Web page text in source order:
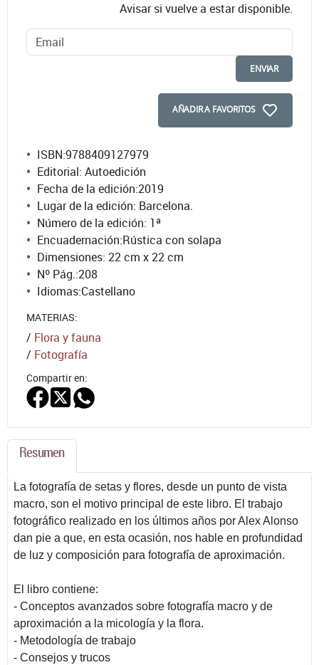
Avisar si vuelve a estar disponible.
ENVIAR
AÑADIR A FAVORITOS
ISBN:9788409127979
Editorial: Autoedición
Fecha de la edición:2019
Lugar de la edición: Barcelona.
Número de la edición: 1ª
Encuadernación:Rústica con solapa
Dimensiones: 22 cm x 22 cm
Nº Pág.:208
Idiomas:Castellano
MATERIAS:
/ Flora y fauna
/ Fotografía
Compartir en:
Resumen
La fotografía de setas y flores, desde un punto de vista
macro, son el motivo principal de este libro. El trabajo
fotográfico realizado en los últimos años por Alex Alonso
dan pie a que, en esta ocasión, nos hable en profundidad
de luz y composición para fotografía de aproximación.
El libro contiene:
- Conceptos avanzados sobre fotografía macro y de
aproximación a la micología y la flora.
- Metodología de trabajo
- Consejos y trucos